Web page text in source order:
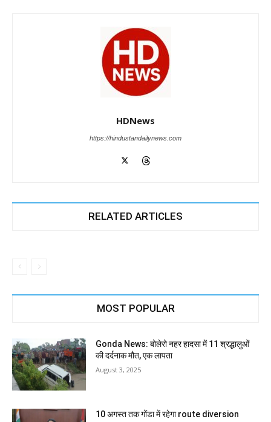
HDNews
https://hindustandailynews.com
RELATED ARTICLES
MOST POPULAR
Gonda News: बोलेरो नहर हादसा में 11 श्रद्धालुओं
की दर्दनाक मौत, एक लापता
August 3, 2025
10 अगस्त तक गोंडा में रहेगा route diversion